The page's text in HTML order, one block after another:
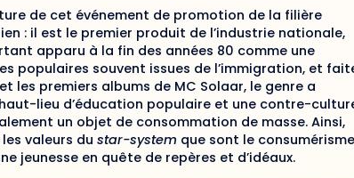
de cet événement de promotion de la filière
: il est le premier produit de l’industrie nationale,
apparu à la fin des années 80 comme une
populaires souvent issues de l’immigration, et
les premiers albums de MC Solaar, le genre a
lieu d’éducation populaire et une contre-
un objet de consommation de masse. Ainsi,
valeurs du star-system que sont le
jeunesse en quête de repères et d’idéaux.